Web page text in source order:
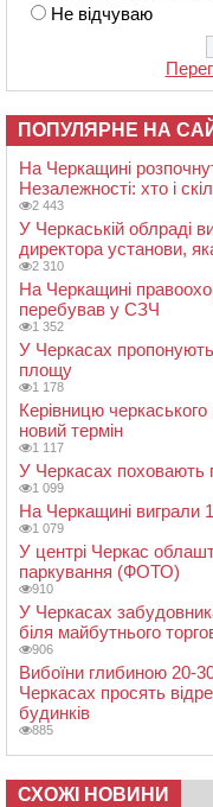
Не відчуваю
ПОПУЛЯРНЕ НА
На Черкащині
Незалежності: хто і
2 443
У Черкаській облраді
директора установи,
2 310
На Черкащині
перебував у СЗЧ
1 352
У Черкасах
площу
1 178
Керівницю
новий термін
1 117
У Черкасах поховають
1 099
На Черкащині виграли
1 079
У центрі Черкас
паркування (ФОТО)
910
У Черкасах
біля майбутнього
906
Вибоїни глибиною 20-
Черкасах просять
будинків
885
СХОЖІ НОВИНИ